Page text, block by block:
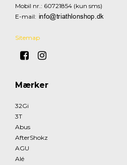
Mobil nr.: 60721854 (kun sms)
E-mail:
Sitemap
Mærker
32Gi
3T
Abus
AfterShokz
AGU
Alé